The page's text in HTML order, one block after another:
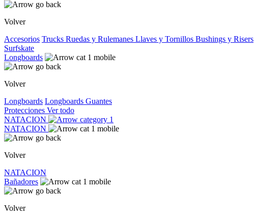
Volver
Accesorios Trucks Ruedas y Rulemanes Llaves y Tornillos Bushings y Risers
Surfskate
Longboards
Volver
Longboards Longboards Guantes
Protecciones Ver todo
NATACION
NATACION
Volver
NATACION
Bañadores
Volver